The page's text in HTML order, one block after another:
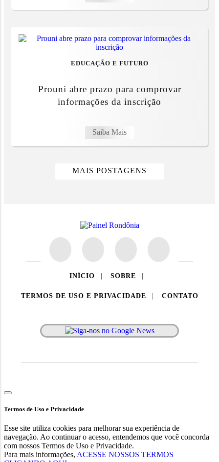
EDUCAÇÃO E FUTURO
Prouni abre prazo para comprovar
informações da inscrição
Saiba Mais
MAIS POSTAGENS
INÍCIO SOBRE
TERMOS DE USO E PRIVACIDADE CONTATO
Termos de Uso e Privacidade
Esse site utiliza cookies para melhorar sua experiência de
navegação. Ao continuar o acesso, entendemos que você concorda
com nossos Termos de Uso e Privacidade.
Para mais informações, ACESSE NOSSOS TERMOS